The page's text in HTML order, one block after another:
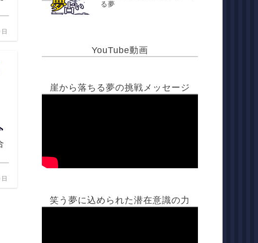
る夢
YouTube動画
崖から落ちる夢の挑戦メッセージ
笑う夢に込められた潜在意識の力